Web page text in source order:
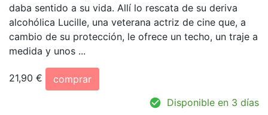
daba sentido a su vida. Allí lo rescata de su deriva
alcohólica Lucille, una veterana actriz de cine que, a
cambio de su protección, le ofrece un techo, un traje a
medida y unos ...
21,90 €
comprar
Disponible en 3 días